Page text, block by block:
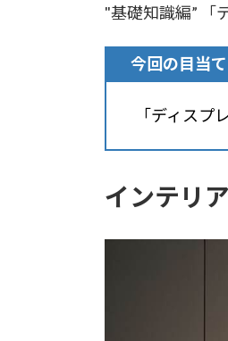
"基礎知識編”
今回の目当て
「ディスプ
インテリ